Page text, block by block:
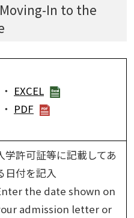
In to the
・ EXCEL
・ PDF
学許可証等に記載してあ
日付を記入
the date shown on
admission letter or